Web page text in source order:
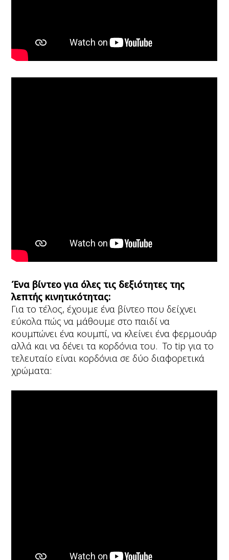
Ένα βίντεο για όλες τις δεξιότητες της
λεπτής κινητικότητας:
Για το τέλος, έχουμε ένα βίντεο που δείχνει
εύκολα πώς να μάθουμε στο παιδί να
κουμπώνει ένα κουμπί, να κλείνει ένα φερμουάρ
αλλά και να δένει τα κορδόνια του. To tip για το
τελευταίο είναι κορδόνια σε δύο διαφορετικά
χρώματα: